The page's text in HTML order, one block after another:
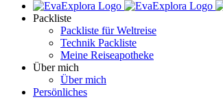
Packliste
Packliste für Weltreise
Technik Packliste
Meine Reiseapotheke
Über mich
Über mich
Persönliches